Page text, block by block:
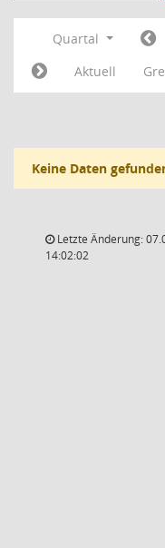
Quartal
Aktuell
Keine Daten
Letzte Änderung:
14:02:02